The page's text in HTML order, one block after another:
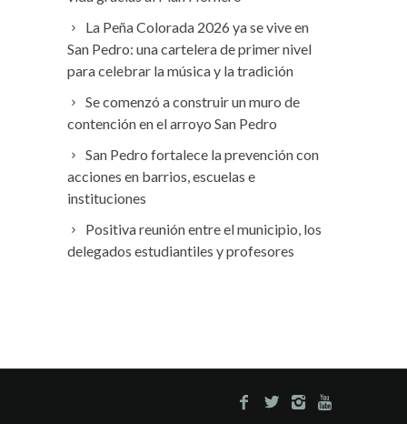
La Peña Colorada 2026 ya se vive en
San Pedro: una cartelera de primer nivel
para celebrar la música y la tradición
Se comenzó a construir un muro de
contención en el arroyo San Pedro
San Pedro fortalece la prevención con
acciones en barrios, escuelas e
instituciones
Positiva reunión entre el municipio, los
delegados estudiantiles y profesores